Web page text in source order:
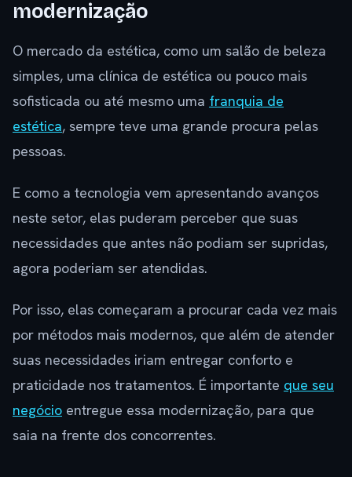
modernização
O mercado da estética, como um salão de beleza
simples, uma clínica de estética ou pouco mais
sofisticada ou até mesmo uma franquia de
estética, sempre teve uma grande procura pelas
pessoas.
E como a tecnologia vem apresentando avanços
neste setor, elas puderam perceber que suas
necessidades que antes não podiam ser supridas,
agora poderiam ser atendidas.
Por isso, elas começaram a procurar cada vez mais
por métodos mais modernos, que além de atender
suas necessidades iriam entregar conforto e
praticidade nos tratamentos. É importante que seu
negócio entregue essa modernização, para que
saia na frente dos concorrentes.